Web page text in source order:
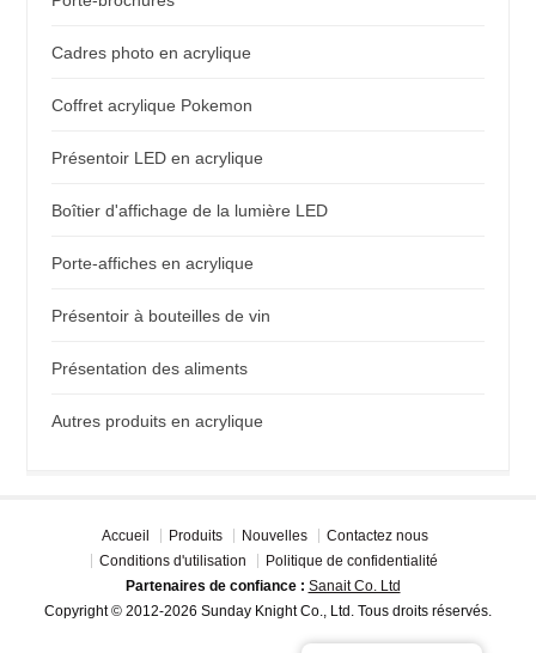
Cadres photo en acrylique
Coffret acrylique Pokemon
Présentoir LED en acrylique
Boîtier d'affichage de la lumière LED
Porte-affiches en acrylique
Présentoir à bouteilles de vin
Présentation des aliments
Autres produits en acrylique
Accueil Produits Nouvelles
Contactez nous
Conditions d'utilisation
Politique de confidentialité
Partenaires de confiance : Sanait Co. Ltd
Copyright © 2012-2026 Sunday Knight Co., Ltd. Tous droits réservés.